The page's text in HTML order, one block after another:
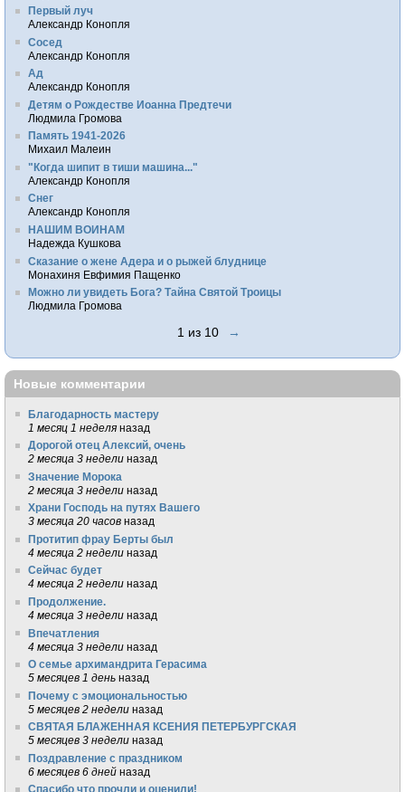
Первый луч
Александр Конопля
Сосед
Александр Конопля
Ад
Александр Конопля
Детям о Рождестве Иоанна Предтечи
Людмила Громова
Память 1941-2026
Михаил Малеин
"Когда шипит в тиши машина..."
Александр Конопля
Снег
Александр Конопля
НАШИМ ВОИНАМ
Надежда Кушкова
Сказание о жене Адера и о рыжей блуднице
Монахиня Евфимия Пащенко
Можно ли увидеть Бога? Тайна Святой Троицы
Людмила Громова
1 из 10 →
Новые комментарии
Благодарность мастеру
1 месяц 1 неделя назад
Дорогой отец Алексий, очень
2 месяца 3 недели назад
Значение Морока
2 месяца 3 недели назад
Храни Господь на путях Вашего
3 месяца 20 часов назад
Протитип фрау Берты был
4 месяца 2 недели назад
Сейчас будет
4 месяца 2 недели назад
Продолжение.
4 месяца 3 недели назад
Впечатления
4 месяца 3 недели назад
О семье архимандрита Герасима
5 месяцев 1 день назад
Почему с эмоциональностью
5 месяцев 2 недели назад
СВЯТАЯ БЛАЖЕННАЯ КСЕНИЯ ПЕТЕРБУРГСКАЯ
5 месяцев 3 недели назад
Поздравление с праздником
6 месяцев 6 дней назад
Спасибо что прочли и оценили!